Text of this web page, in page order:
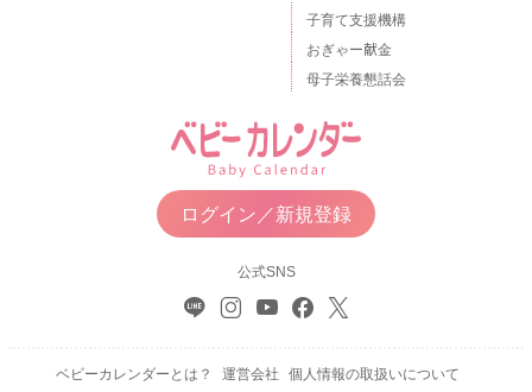
子育て支援機構
おぎゃー献金
母子栄養懇話会
ログイン／新規登録
公式SNS
ベビーカレンダーとは？ 運営会社 個人情報の取扱いについて